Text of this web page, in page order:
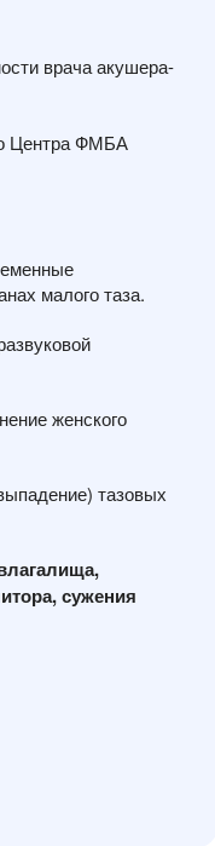
врача акушера-
Центра ФМБА
малого таза.
женского
тазовых
сужения